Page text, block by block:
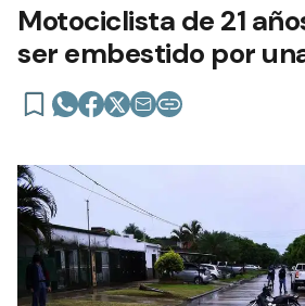
Motociclista de 21
ser embestido por